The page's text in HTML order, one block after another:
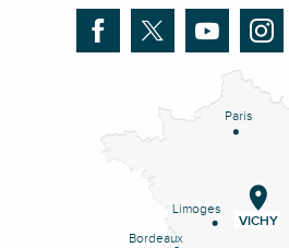
Paris
Limoges
Bordeaux
VICHY